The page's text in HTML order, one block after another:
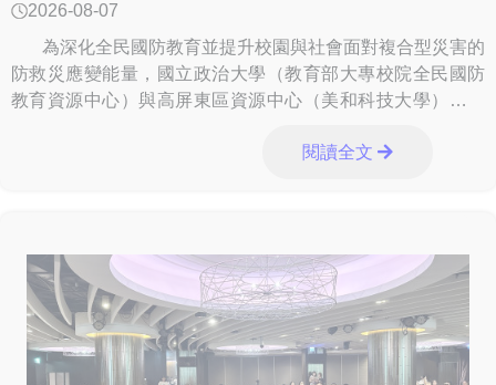
2026-08-07
為深化全民國防教育並提升校園與社會面對複合型災害的
防救災應變能量，國立政治大學（教育部大專校院全民國防
教育資源中心）與高屏東區資源中心（美和科技大學）跨域
閱讀全文